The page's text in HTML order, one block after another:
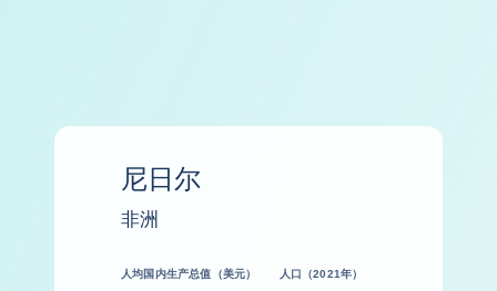
尼日尔
非洲
人均国内生产总值（美元） 人口（2021年）